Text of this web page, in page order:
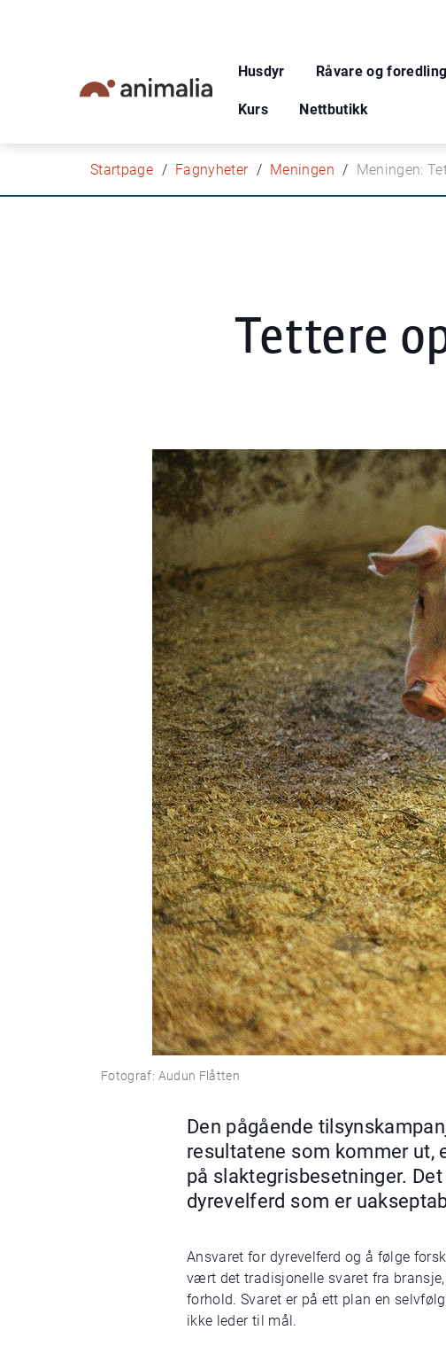
Husdyr Råvare og foredling
Kurs Nettbutikk
Startpage Fagnyheter Meningen Meningen:
Tettere
Fotograf: Audun Flåtten
Den pågående
resultatene som kommer ut,
på slaktegrisbesetninger.
dyrevelferd som er
Ansvaret for dyrevelferd og å følge
vært det tradisjonelle svaret fra
forhold. Svaret er på ett plan en
ikke leder til mål.